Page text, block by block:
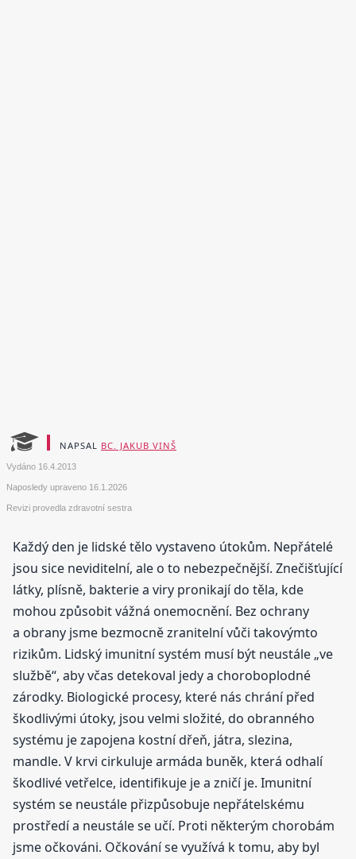
NAPSAL BC. JAKUB VINŠ
Vydáno 16.4.2013
Naposledy upraveno 16.1.2026
Revizi provedla zdravotní sestra
Každý den je lidské tělo vystaveno útokům. Nepřátelé
jsou sice neviditelní, ale o to nebezpečnější. Znečišťující
látky, plísně, bakterie a viry pronikají do těla, kde
mohou způsobit vážná onemocnění. Bez ochrany
a obrany jsme bezmocně zranitelní vůči takovýmto
rizikům. Lidský imunitní systém musí být neustále „ve
službě“, aby včas detekoval jedy a choroboplodné
zárodky. Biologické procesy, které nás chrání před
škodlivými útoky, jsou velmi složité, do obranného
systému je zapojena kostní dřeň, játra, slezina,
mandle. V krvi cirkuluje armáda buněk, která odhalí
škodlivé vetřelce, identifikuje je a zničí je. Imunitní
systém se neustále přizpůsobuje nepřátelskému
prostředí a neustále se učí. Proti některým chorobám
jsme očkováni. Očkování se využívá k tomu, aby byl